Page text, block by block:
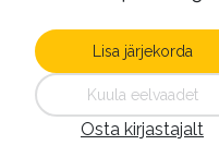
Lisa järjekorda
Kuula eelvaadet
Osta kirjastajalt